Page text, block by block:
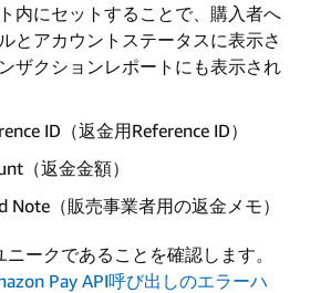
内にセットすることで、購入者へ
とアカウントステータスに表示さ
ザクションレポートにも表示され
ID（返金用Reference ID）
（返金金額）
Note（販売事業者用の返金メモ）
ニークであることを確認します。
Pay API呼び出しのエラーハ